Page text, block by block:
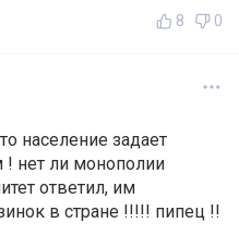
8 0
население задает
нет ли монополии
ответил, им
в стране !!!!! пипец !!